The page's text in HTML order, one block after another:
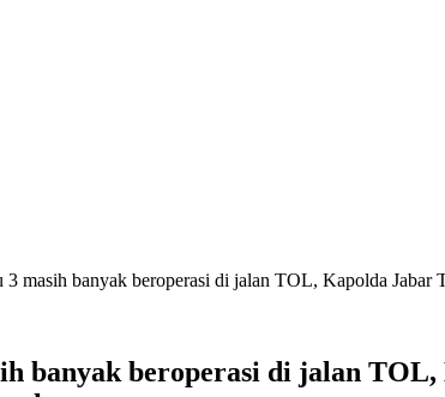
3 masih banyak beroperasi di jalan TOL, Kapolda Jabar
banyak beroperasi di jalan